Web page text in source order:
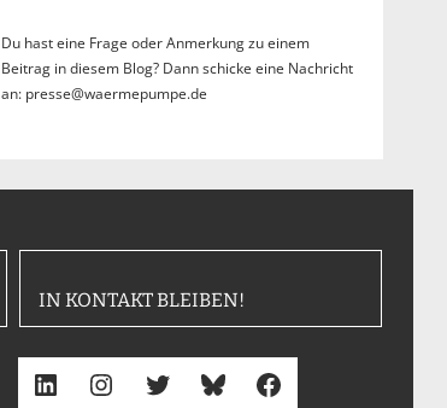
Du hast eine Frage oder Anmerkung zu einem
Beitrag in diesem Blog? Dann schicke eine Nachricht
an: presse@waermepumpe.de
IN KONTAKT BLEIBEN!
LinkedIn Instagram Twitter Bluesky Facebook